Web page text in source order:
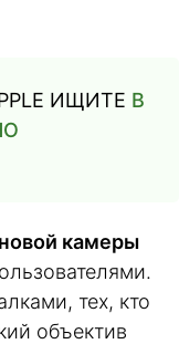
ИЩИТЕ В
новой камеры
тех, кто
объектив